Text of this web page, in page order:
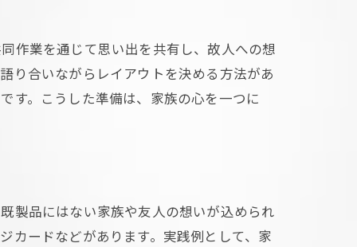
作業を通じて思い出を共有し、故人への想
り合いながらレイアウトを決める方法があ
す。こうした準備は、家族の心を一つに
製品にはない家族や友人の想いが込められ
カードなどがあります。実践例として、家